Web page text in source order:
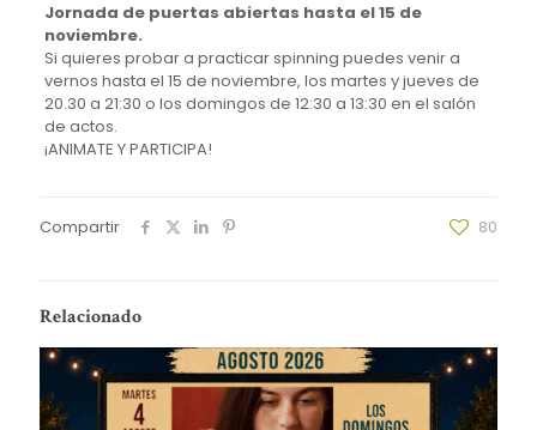
Jornada de puertas abiertas hasta el 15 de
noviembre.
Si quieres probar a practicar spinning puedes venir a
vernos hasta el 15 de noviembre, los martes y jueves de
20.30 a 21:30 o los domingos de 12:30 a 13:30 en el salón
de actos.
¡ANIMATE Y PARTICIPA!
Compartir 80
Relacionado